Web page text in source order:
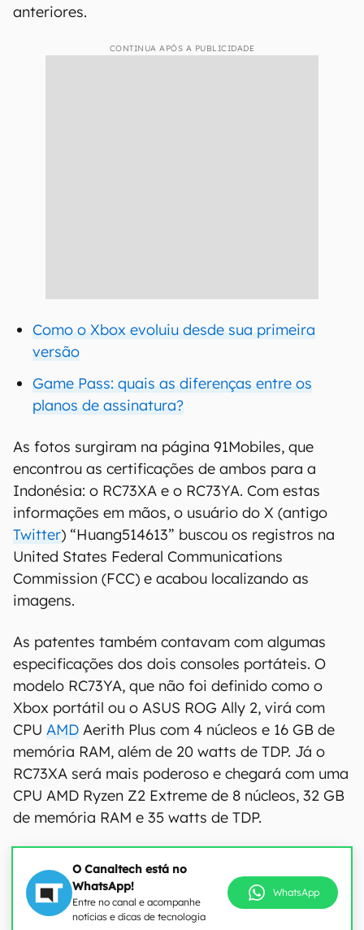
anteriores.
CONTINUA APÓS A PUBLICIDADE
Como o Xbox evoluiu desde sua primeira
versão
Game Pass: quais as diferenças entre os
planos de assinatura?
As fotos surgiram na página 91Mobiles, que
encontrou as certificações de ambos para a
Indonésia: o RC73XA e o RC73YA. Com estas
informações em mãos, o usuário do X (antigo
Twitter) “Huang514613” buscou os registros na
United States Federal Communications
Commission (FCC) e acabou localizando as
imagens.
As patentes também contavam com algumas
especificações dos dois consoles portáteis. O
modelo RC73YA, que não foi definido como o
Xbox portátil ou o ASUS ROG Ally 2, virá com
CPU AMD Aerith Plus com 4 núcleos e 16 GB de
memória RAM, além de 20 watts de TDP. Já o
RC73XA será mais poderoso e chegará com uma
CPU AMD Ryzen Z2 Extreme de 8 núcleos, 32 GB
de memória RAM e 35 watts de TDP.
O Canaltech está no
WhatsApp!
Entre no canal e acompanhe
notícias e dicas de tecnologia
WhatsApp